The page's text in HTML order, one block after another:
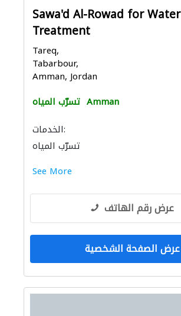
Sawa'd Al-Rowad for Water
Treatment
Tareq,
Tabarbour,
Amman, Jordan
تسرّب المياه Amman
الخدمات:
تسرّب المياه
See More
عرض رقم الهاتف
عرض الصفحة الشخصية